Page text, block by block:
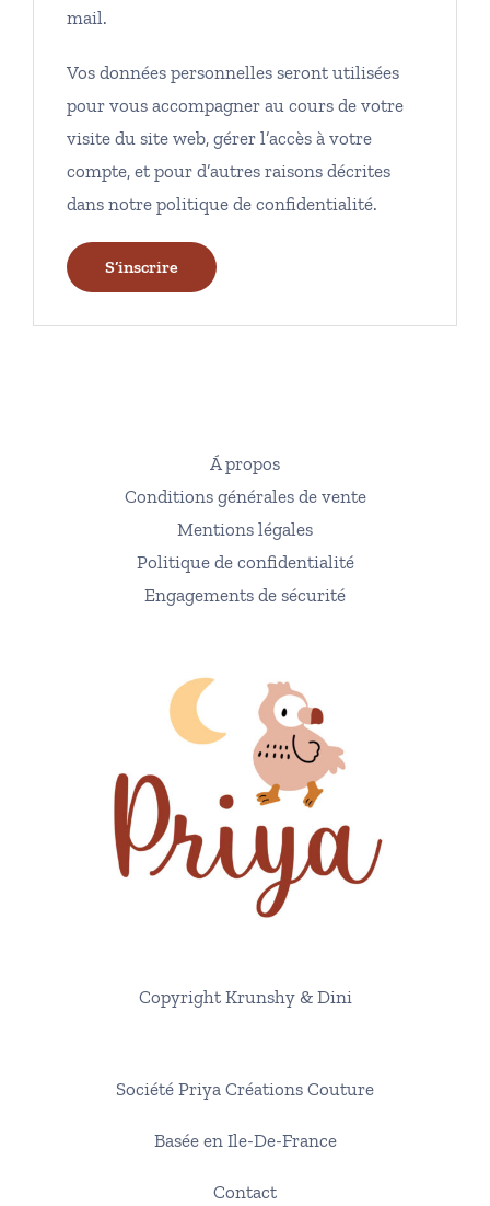
mail.
Vos données personnelles seront utilisées
pour vous accompagner au cours de votre
visite du site web, gérer l’accès à votre
compte, et pour d’autres raisons décrites
dans notre politique de confidentialité.
S’inscrire
Á propos
Conditions générales de vente
Mentions légales
Politique de confidentialité
Engagements de sécurité
Copyright Krunshy & Dini
Société Priya Créations Couture
Basée en Ile-De-France​
Contact